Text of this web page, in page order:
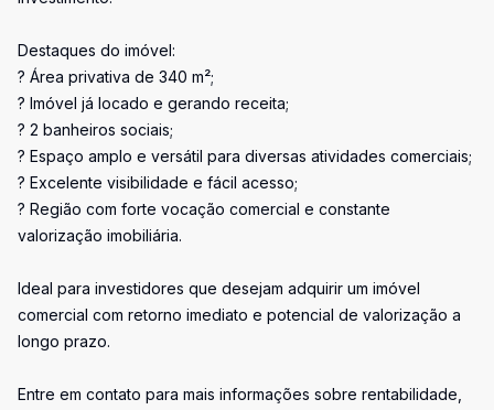
Destaques do imóvel:
? Área privativa de 340 m²;
? Imóvel já locado e gerando receita;
? 2 banheiros sociais;
? Espaço amplo e versátil para diversas atividades comerciais;
? Excelente visibilidade e fácil acesso;
? Região com forte vocação comercial e constante
valorização imobiliária.
Ideal para investidores que desejam adquirir um imóvel
comercial com retorno imediato e potencial de valorização a
longo prazo.
Entre em contato para mais informações sobre rentabilidade,